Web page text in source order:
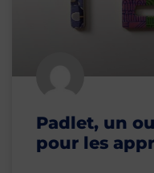
Padlet, un
pour les